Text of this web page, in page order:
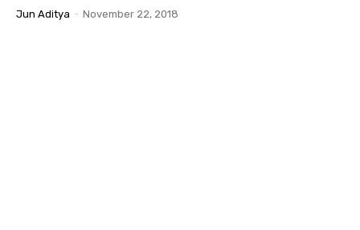
Jun Aditya - November 22, 2018